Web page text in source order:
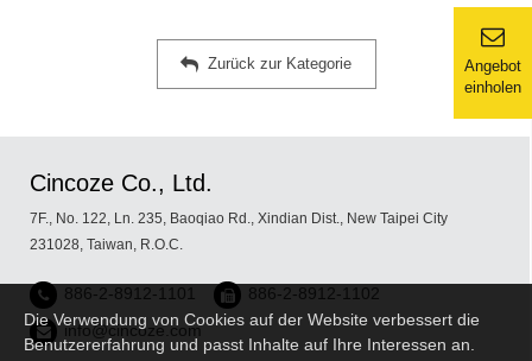
Die Verwendung von Cookies auf der Website verbessert die
Benutzererfahrung und passt Inhalte auf Ihre Interessen an.
Angebot
einholen
Zurück zur Kategorie
Cincoze Co., Ltd.
7F., No. 122, Ln. 235, Baoqiao Rd., Xindian Dist., New Taipei City
231028, Taiwan, R.O.C.
886-2-8912-1101
886-2-8912-1102
info@cincoze.com